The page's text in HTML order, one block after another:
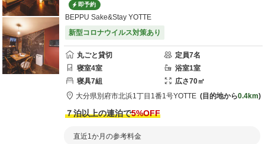
即予約
BEPPU Sake&Stay YOTTE
新型コロナウイルス対策あり
丸ごと貸切 定員7名
寝室4室 浴室1室
寝具7組 広さ70㎡
大分県別府市北浜1丁目1番1号YOTTE 目的地から0.4km
７泊以上の連泊で5%OFF
直近1か月の参考料金